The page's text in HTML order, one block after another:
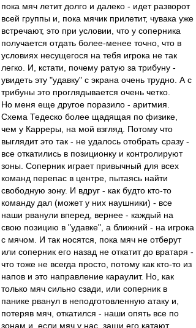
пока мяч летит долго и далеко - идет разворот
всей группы и, пока мячик прилетит, чувака уже
встречают, это при условии, что у соперника
получается отдать более-менее точно, что в
условиях несущегося на тебя игрока не так
легко. И, кстати, почему ратую за трибуну -
увидеть эту "удавку" с экрана очень трудно. А с
трибуны это проглядывается очень четко.
Но меня еще другое поразило - аритмия.
Схема Тедеско более щадящая по физике,
чем у Карреры, на мой взгляд. Потому что
выглядит это так - не удалось отобрать сразу -
все откатились в позиционку и контролируют
зоны. Соперник играет привычный для всех
команд перепас в центре, пытаясь найти
свободную зону. И вдруг - как будто кто-то
команду дал (может у них наушники) - все
наши рванули вперед, вернее - каждый на
свою позицию в "удавке", а ближний - на игрока
с мячом. И так носятся, пока мяч не отберут
или соперник его назад не откатит до вратаря -
что тоже не всегда просто, потому как кто-то из
напов и это направление караулит. Но, как
только мяч сильно сзади, или соперник в
панике рванул в неподготовленную атаку и,
потеряв мяч, откатился - наши опять все по
зонам и, если мяч у нас, защи его катают